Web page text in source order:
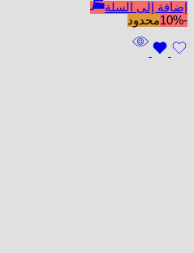
إضافة إلى السلة
-10%
محدود